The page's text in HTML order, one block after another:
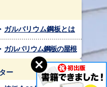
ガルバリウム鋼板とは
ガルバリウム鋼板の屋根
ー